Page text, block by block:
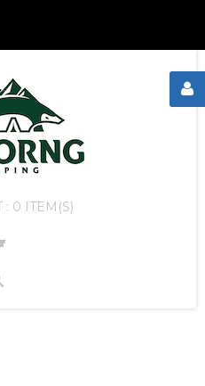
: 0 ITEM(S)